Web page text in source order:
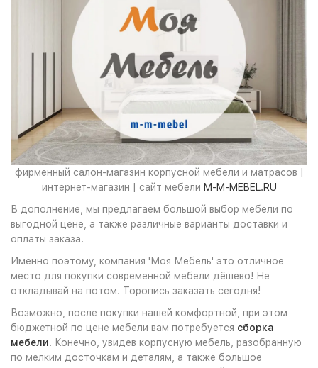
фирменный салон-магазин корпусной мебели и матрасов |
интернет-магазин | сайт мебели M-M-MEBEL.RU
В дополнение, мы предлагаем большой выбор мебели по
выгодной цене, а также различные варианты доставки и
оплаты заказа.
Именно поэтому, компания 'Моя Мебель' это отличное
место для покупки современной мебели дёшево! Не
откладывай на потом. Торопись заказать сегодня!
Возможно, после покупки нашей комфортной, при этом
бюджетной по цене мебели вам потребуется сборка
мебели. Конечно, увидев корпусную мебель, разобранную
по мелким досточкам и деталям, а также большое